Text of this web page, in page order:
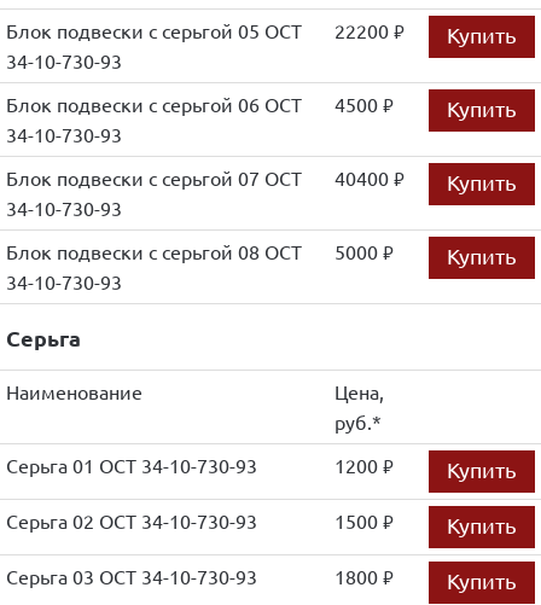
Блок подвески с серьгой 05 ОСТ
34-10-730-93
22200 руб. Купить
Блок подвески с серьгой 06 ОСТ
34-10-730-93
4500 руб. Купить
Блок подвески с серьгой 07 ОСТ
34-10-730-93
40400 руб. Купить
Блок подвески с серьгой 08 ОСТ
34-10-730-93
5000 руб. Купить
Серьга
Наименование
Цена,
руб.*
Серьга 01 ОСТ 34-10-730-93
1200 руб. Купить
Серьга 02 ОСТ 34-10-730-93 1500 руб. Купить
Серьга 03 ОСТ 34-10-730-93 1800 руб. Купить